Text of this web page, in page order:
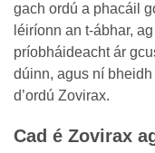
gach ordú a phacáil
léiríonn an t-ábhar,
príobháideacht ár
dúinn, agus ní
d’ordú Zovirax.
Cad é Zovirax